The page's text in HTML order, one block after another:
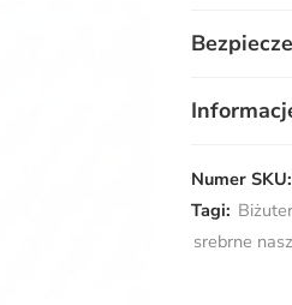
Numer SKU:
Tagi:
srebrne